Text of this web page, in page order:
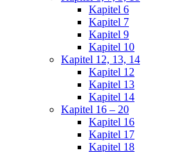
Kapitel 6
Kapitel 7
Kapitel 9
Kapitel 10
Kapitel 12, 13, 14
Kapitel 12
Kapitel 13
Kapitel 14
Kapitel 16 – 20
Kapitel 16
Kapitel 17
Kapitel 18